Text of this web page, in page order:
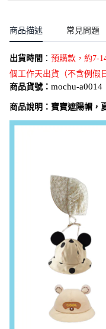
商品描述 常見問題
出貨時間 ： 預購款，約7-
個工作天出貨（不含例假
商品貨號： mochu-a0014
商品說明： 寶寶遮陽帽，